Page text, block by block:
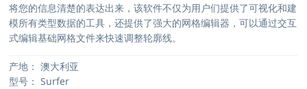
将您的信息清楚的表达出来，该软件不仅为用户们提供了可视化和建
模所有类型数据的工具，还提供了强大的网格编辑器，可以通过交互
式编辑基础网格文件来快速调整轮廓线。
产地： 澳大利亚
型号： Surfer